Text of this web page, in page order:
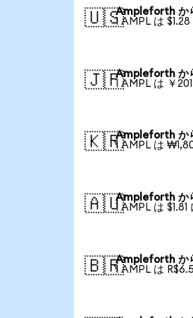
🇺🇸Ampleforth か
1 AMPL は
🇯🇵Ampleforth か
1 AMPL は ￥
🇰🇷Ampleforth か
1 AMPL は
🇦🇺Ampleforth か
1 AMPL は $1.81
🇧🇷Ampleforth か
1 AMPL は